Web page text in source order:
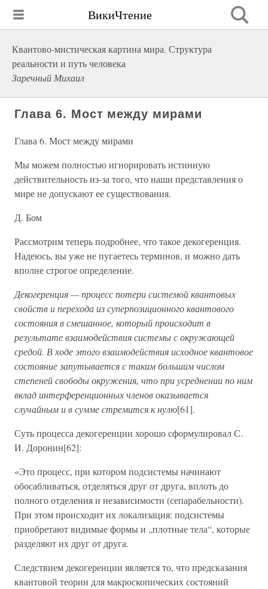
ВикиЧтение
Квантово-мистическая картина мира. Структура
реальности и путь человека
Заречный Михаил
Глава 6. Мост между мирами
Глава 6. Мост между мирами
Мы можем полностью игнорировать истинную
действительность из-за того, что наши представления о
мире не допускают ее существования.
Д. Бом
Рассмотрим теперь подробнее, что такое декогеренция.
Надеюсь, вы уже не пугаетесь терминов, и можно дать
вполне строгое определение.
Декогеренция — процесс потери системой квантовых
свойств и перехода из суперпозиционного квантового
состояния в смешанное, который происходит в
результате взаимодействия системы с окружающей
средой. В ходе этого взаимодействия исходное квантовое
состояние запутывается с таким большим числом
степеней свободы окружения, что при усреднении по ним
вклад интерференционных членов оказывается
случайным и в сумме стремится к нулю[61].
Суть процесса декогеренции хорошо сформулировал С.
И. Доронин[62]:
«Это процесс, при котором подсистемы начинают
обосабливаться, отделяться друг от друга, вплоть до
полного отделения и независимости (сепарабельности).
При этом происходит их локализация: подсистемы
приобретают видимые формы и „плотные тела“, которые
разделяют их друг от друга.
Следствием декогеренции является то, что предсказания
квантовой теории для макроскопических состояний